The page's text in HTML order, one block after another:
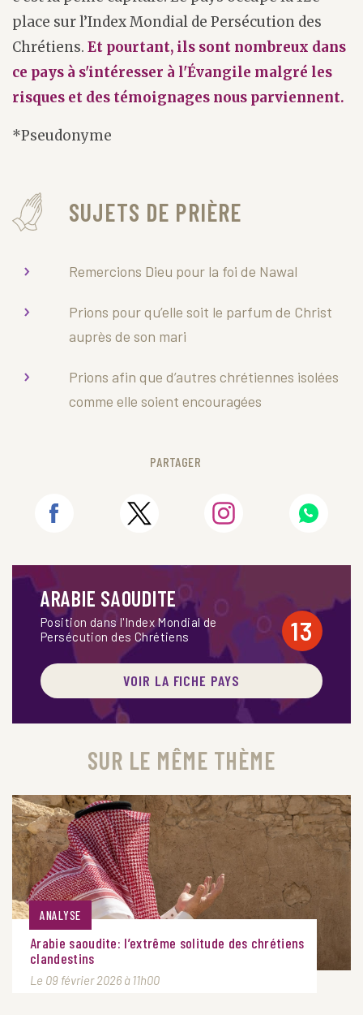
place sur l’Index Mondial de Persécution des
Chrétiens. Et pourtant, ils sont nombreux dans
ce pays à s'intéresser à l'Évangile malgré les
risques et des témoignages nous parviennent.
*Pseudonyme
SUJETS DE PRIÈRE
Remercions Dieu pour la foi de Nawal
Prions pour qu’elle soit le parfum de Christ
auprès de son mari
Prions afin que d’autres chrétiennes isolées
comme elle soient encouragées
PARTAGER
ARABIE SAOUDITE
Position dans l'Index Mondial de
Persécution des Chrétiens
13
VOIR LA FICHE PAYS
SUR LE MÊME THÈME
ANALYSE
Arabie saoudite: l’extrême solitude des chrétiens
clandestins
Le 09 février 2026 à 11h00